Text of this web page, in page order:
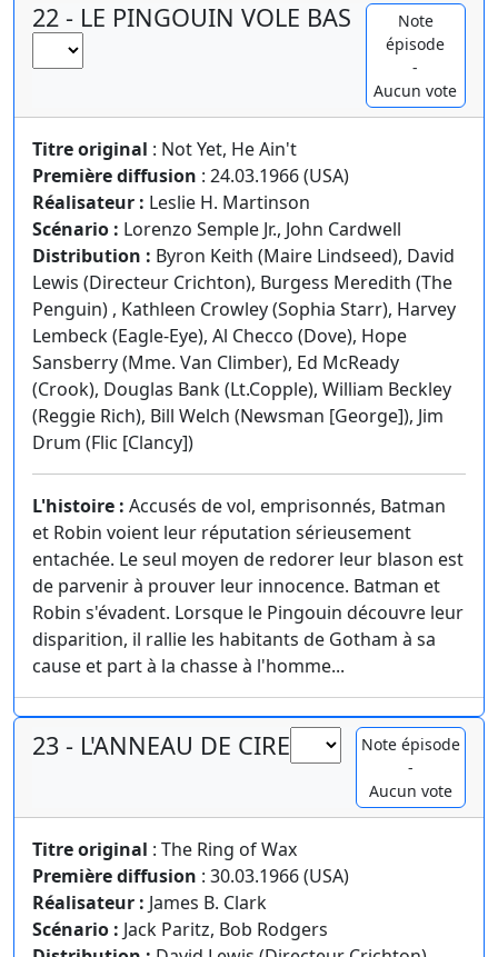
22 - LE PINGOUIN VOLE BAS
Note
épisode
-
Aucun vote
Titre original : Not Yet, He Ain't
Première diffusion : 24.03.1966 (USA)
Réalisateur : Leslie H. Martinson
Scénario : Lorenzo Semple Jr., John Cardwell
Distribution : Byron Keith (Maire Lindseed), David
Lewis (Directeur Crichton), Burgess Meredith (The
Penguin) , Kathleen Crowley (Sophia Starr), Harvey
Lembeck (Eagle-Eye), Al Checco (Dove), Hope
Sansberry (Mme. Van Climber), Ed McReady
(Crook), Douglas Bank (Lt.Copple), William Beckley
(Reggie Rich), Bill Welch (Newsman [George]), Jim
Drum (Flic [Clancy])
L'histoire : Accusés de vol, emprisonnés, Batman
et Robin voient leur réputation sérieusement
entachée. Le seul moyen de redorer leur blason est
de parvenir à prouver leur innocence. Batman et
Robin s'évadent. Lorsque le Pingouin découvre leur
disparition, il rallie les habitants de Gotham à sa
cause et part à la chasse à l'homme...
23 - L'ANNEAU DE CIRE
Note épisode
-
Aucun vote
Titre original : The Ring of Wax
Première diffusion : 30.03.1966 (USA)
Réalisateur : James B. Clark
Scénario : Jack Paritz, Bob Rodgers